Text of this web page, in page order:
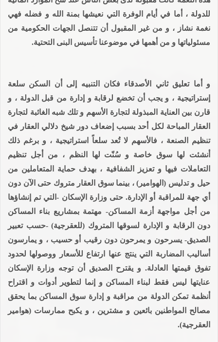
للدولة ، أما في أيام الوفرة التي نعيشها بمنة الله و فضله فهي
نغمة نشاز ، و من غير المقبول أن تتنصل الجهات الحكومية من
مسئولياتها و من أهمها في موضوعنا تأسيس البنى التحتية.
و أما تعليق ثاني الأصدقاء فكان التنبيه إلى أن السكن سلعة
إستراتيجية ، و يجب أن تخضع لرقابة و إدارة من قبل الدولة ، و
قارن بين العناية المبذولة لتجارة الأسهم و تلك شبه الغائبة لتجارة
العقار المباحة لكل أحد بسبب إضعاف دور شيخ دلالي العقار في
تنظيم الصنعة ، فالأسهم لا تُعد سلعاً استراتيجية ، و برغم ذلك
أنشئت لها سوق خاصة و سُنّت لها النظم ، من أجل تنظيم
التعاملات فيها و تعزيز الشفافية ، بهدف حماية المتعاملين من
حيل و تدليس (الهوامير) ، بينما سوق العقار متروك حتى الآن دون
أي جهة للمراقبة أو الإدارة. حتى وزارة الإسكان -التي تم إنشاؤها
من أجل مواجهة أزمة المساكن- مهتمة بمشاريع بناء المساكن
دون الرقابة و الإدارة لسوقها المتروك (للعقرجية) -حسب تعبير
الصديق- يسرحون و يمرحون دون رقيب أو حسيب ، و يمارسون
أساليب المضاربة التي ينتج عنها ارتفاع للأسعار ووصولها لحدود
تفوق قيمتها العادلة. و يقترح الصديق أن توجه وزارة الإسكان
عنايتها ليس فقط لبناء المساكن و إنما لتطوير أدوات و اقتراح
أنظمة تمكن الدولة من مراقبة و إدارة سوق المساكن بما يحقق
مصالح المواطنين بائعين و مشترين ، و يكبح ممارسات (هوامير
العقرجية).